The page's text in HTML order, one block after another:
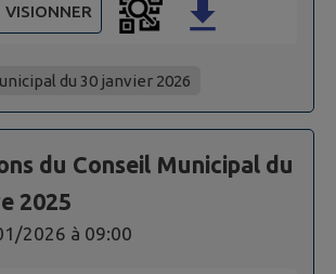
VISIONNER
du 30 janvier 2026
du Conseil Municipal du
2025
2026 à 09:00